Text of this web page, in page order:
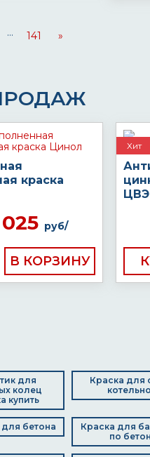
... 141 »
краска
руб/
Хит
для
колец
купить
Краска для
для бетона
Краска для
по